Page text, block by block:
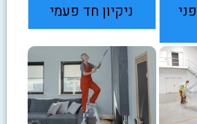
ניקיון חד פעמי